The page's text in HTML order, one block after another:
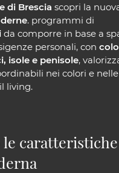
di Brescia scopri la
. programmi di
da comporre in base a
personali, con
isole e penisole,
nei colori e
living.
le